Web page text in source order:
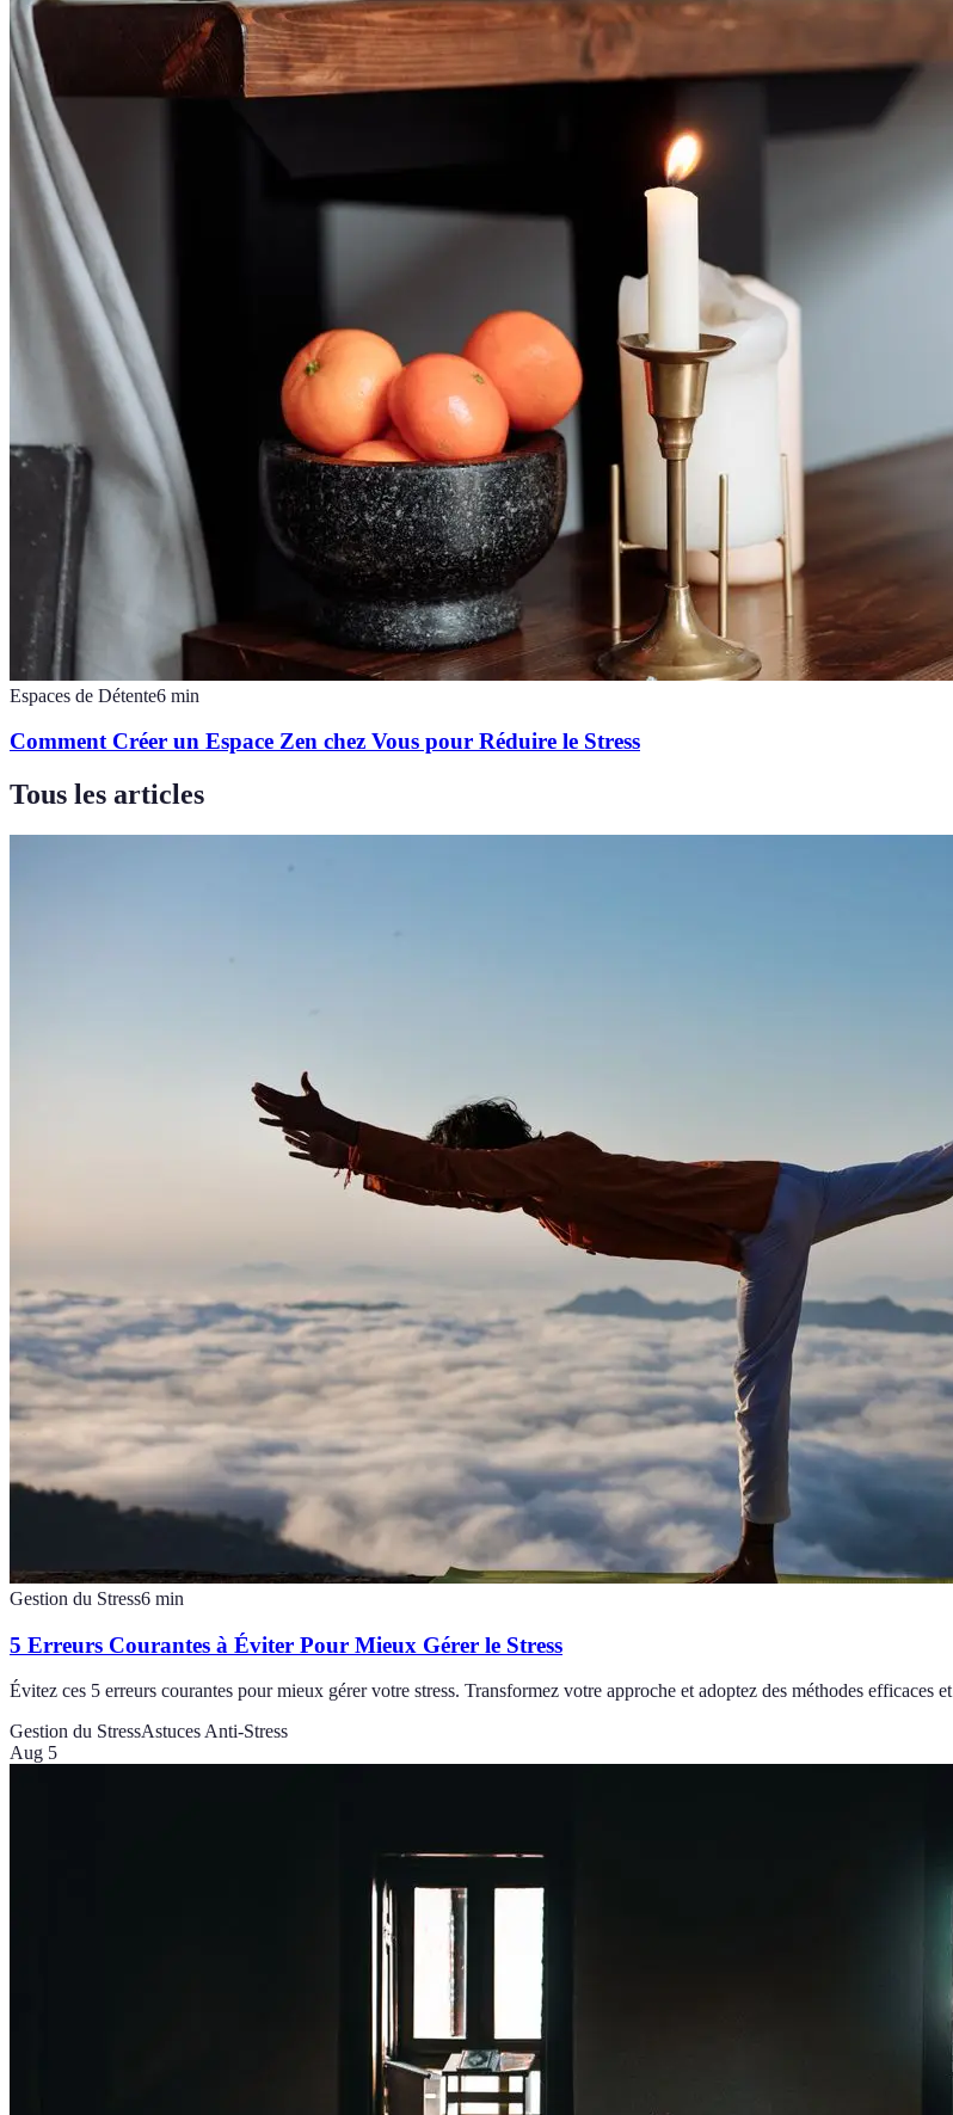
Espaces de Détente6 min
Comment Créer un Espace Zen chez Vous pour Réduire le Stress
Tous les articles
Gestion du Stress6 min
5 Erreurs Courantes à Éviter Pour Mieux Gérer le Stress
Évitez ces 5 erreurs courantes pour mieux gérer votre stress. Transformez votre approche et adoptez des méthodes efficaces et
Gestion du StressAstuces Anti-Stress
Aug 5